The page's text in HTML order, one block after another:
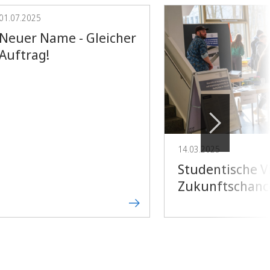
Name - Gleicher
14.03.2025
Studentische